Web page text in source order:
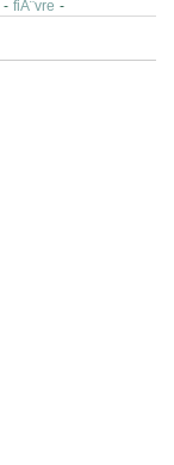
- fiÃ¨vre -